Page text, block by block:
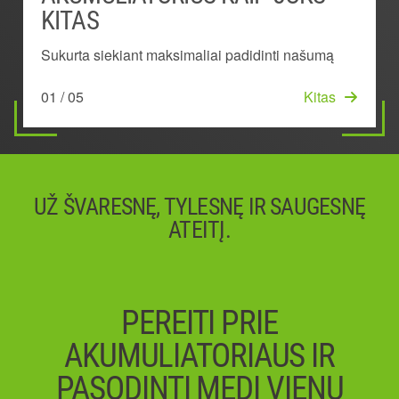
KITAS
Sukurta siekiant maksimaliai padidinti našumą
01 / 05 Kitas
AKUMULIATORIUS
Išlieka vėsus, kad ilgiau išliktų energija
02 / 05 Kitas
Užtikrinama didžiausia galia, našumas ir veikimo
laikas
03 / 05 Kitas
TECHNOLOGIJA
Išlaiko našumą, nes neleidžia perkaisti
04 / 05 Kitas
DIZAINAS
Sumažina akumuliatoriaus temperatūrą
05 / 05 Pradžia
UŽ ŠVARESNĘ, TYLESNĘ IR SAUGESNĘ
ATEITĮ.
PEREITI PRIE
AKUMULIATORIAUS IR
PASODINTI MEDĮ VIENU